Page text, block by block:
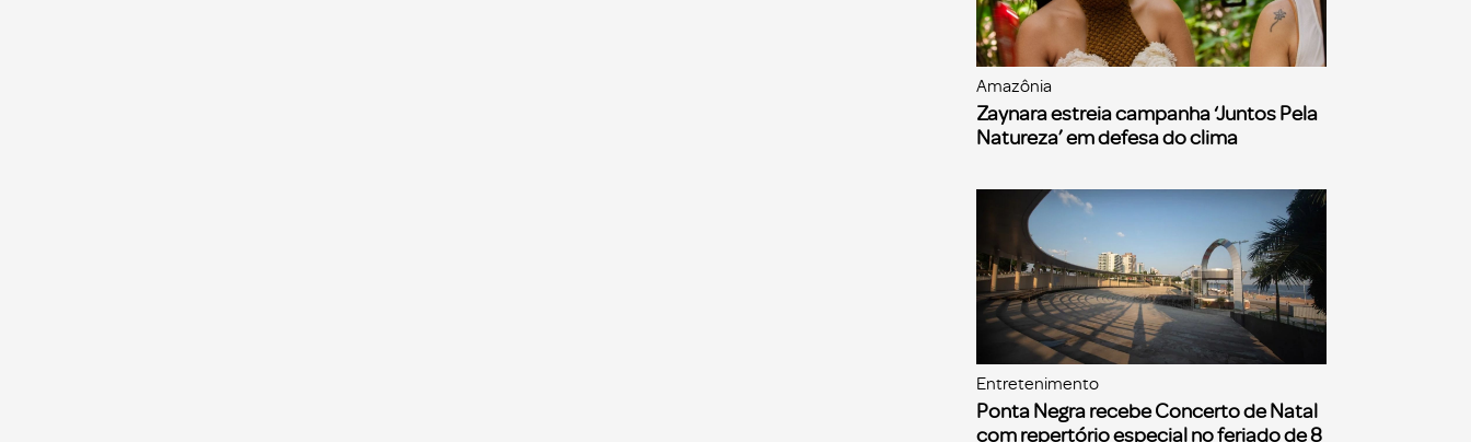
Amazônia
Zaynara estreia campanha ‘Juntos Pela
Natureza’ em defesa do clima
Entretenimento
Ponta Negra recebe Concerto de Natal
com repertório especial no feriado de 8